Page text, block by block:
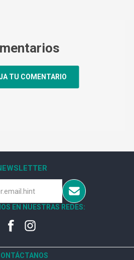
TU COMENTARIO
EN NUESTRAS REDES: